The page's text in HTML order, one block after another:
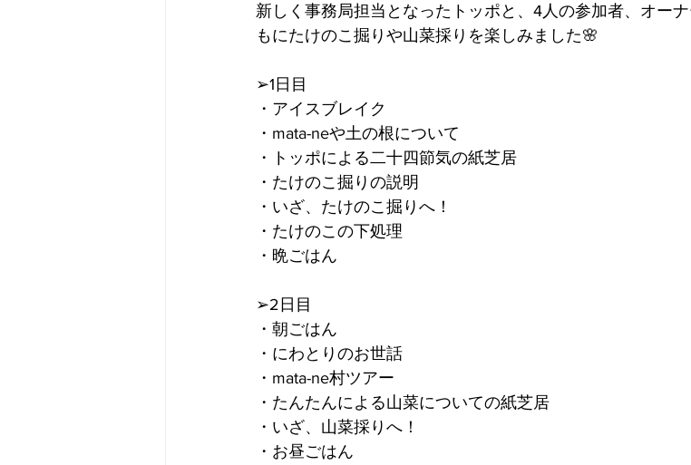
新しく事務局担当となったトッポと、4人の参加者、オー
もにたけのこ掘りや山菜採りを楽しみました🌸
➢1日目
・アイスブレイク
・mata-neや土の根について
・トッポによる二十四節気の紙芝居
・たけのこ掘りの説明
・いざ、たけのこ掘りへ！
・たけのこの下処理
・晩ごはん
➢2日目
・朝ごはん
・にわとりのお世話
・mata-ne村ツアー
・たんたんによる山菜についての紙芝居
・いざ、山菜採りへ！
・お昼ごはん